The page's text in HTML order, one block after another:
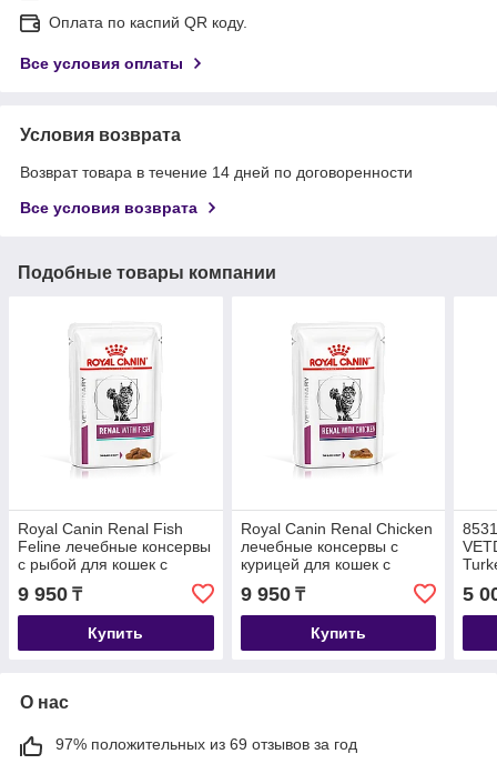
Оплата по каспий QR коду.
Все условия оплаты
Условия возврата
Возврат товара в течение 14 дней по договоренности
Все условия возврата
Подобные товары компании
Royal Canin Renal Fish
Feline лечебные консервы
с рыбой для кошек с
почечной
недостаточностью,уп.12*85г
9 950 ₸
Купить
Royal Canin Renal Chicken
лечебные консервы с
курицей для кошек с
почечной
недостаточностью, уп.
12*85 гр
9 950₸
Купить
5
О нас
97% положительных из 69 отзывов за год